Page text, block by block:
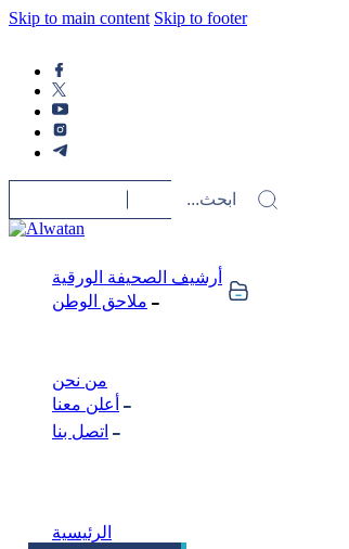
Skip to main content Skip to footer
أرشيف الصحيفة الورقية
ملاحق الوطن
من نحن
أعلن معنا
اتصل بنا
الرئيسية